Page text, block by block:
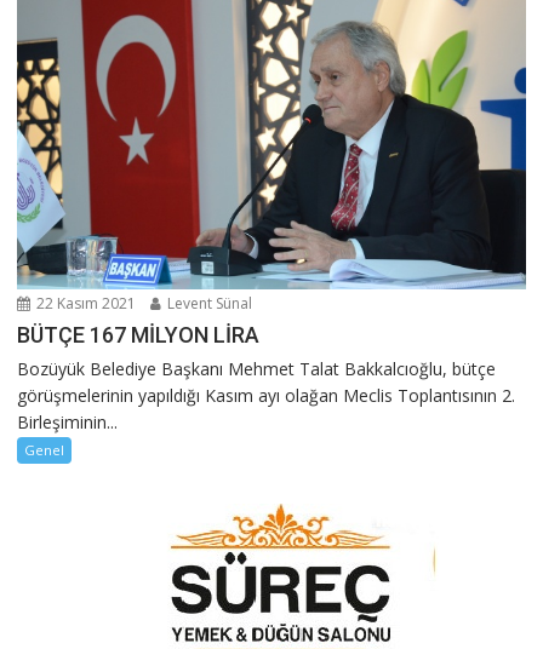
22 Kasım 2021 Levent Sünal
BÜTÇE 167 MİLYON LİRA
Bozüyük Belediye Başkanı Mehmet Talat Bakkalcıoğlu, bütçe
görüşmelerinin yapıldığı Kasım ayı olağan Meclis Toplantısının 2.
Birleşiminin...
Genel